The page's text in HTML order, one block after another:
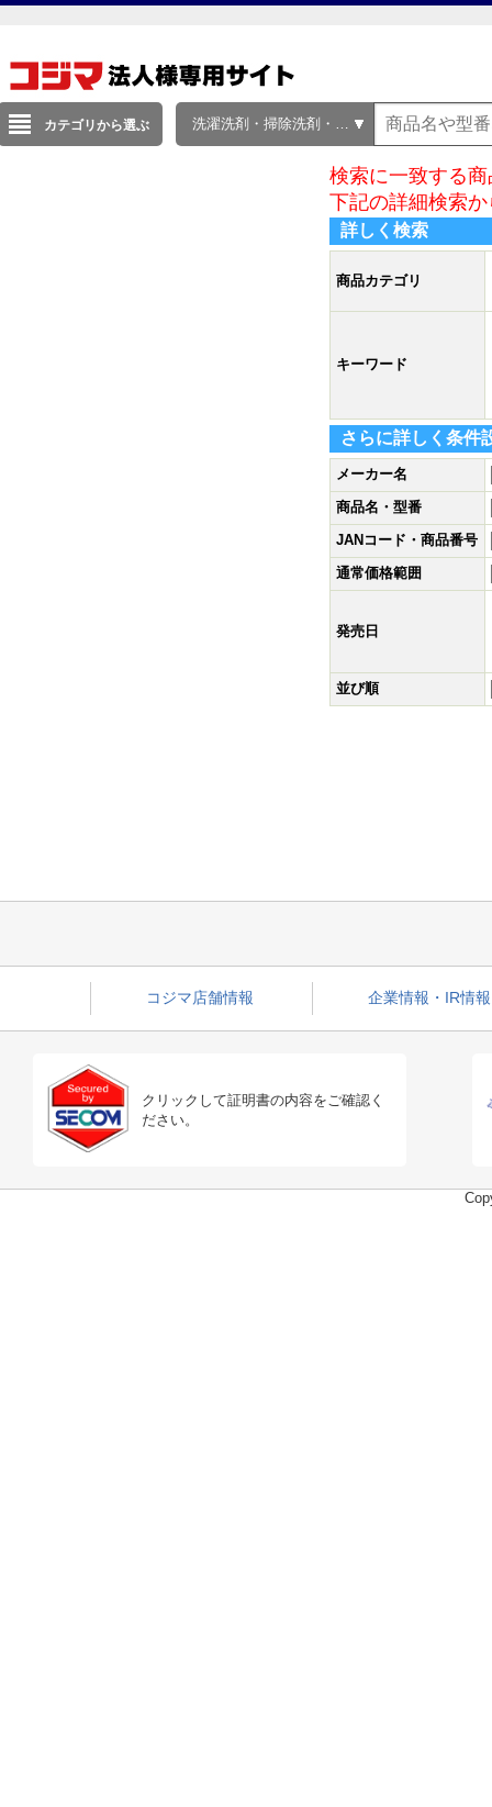
カテゴリから選ぶ 洗濯洗剤・掃除洗剤・食器用洗剤
検索に一致する
下記の詳細検索
詳しく検索
商品カテゴリ
キーワード
さらに詳しく条件
メーカー名
商品名・型番
JANコード・商品番号
通常価格範囲
発売日
並び順
コジマ店舗情報 企業情報・IR情報
クリックして証明書の内容をご確認く
ださい。